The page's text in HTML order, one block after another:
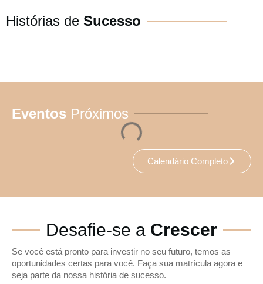
Histórias de Sucesso
Eventos Próximos
Calendário Completo
Desafie-se a Crescer
Se você está pronto para investir no seu futuro, temos as
oportunidades certas para você. Faça sua matrícula agora e
seja parte da nossa história de sucesso.